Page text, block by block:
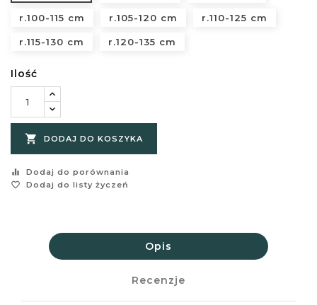
r.100-115 cm r.105-120 cm r.110-125 cm
r.115-130 cm r.120-135 cm
Ilość
 DODAJ DO KOSZYKA
equalizer
Dodaj do porównania
favorite_border
Dodaj do listy życzeń
Opis
Recenzje